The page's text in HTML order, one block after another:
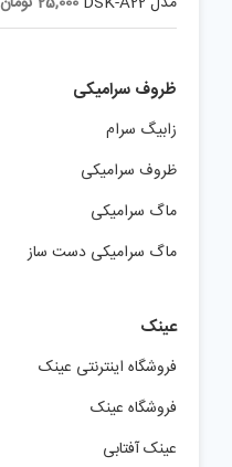
ظروف سرامیکی
زابیگ سرام
ظروف سرامیکی
ماگ سرامیکی
ماگ سرامیکی دست ساز
عینک
فروشگاه اینترنتی عینک
فروشگاه عینک
عینک آفتابی